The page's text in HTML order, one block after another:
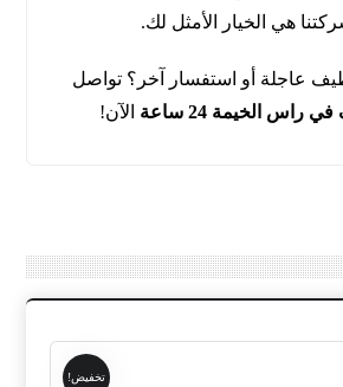
هي الخيار الأمثل لك.
عاجلة أو استفسار آخر؟ تواصل
الخيمة 24 ساعة الآن!
تخفيض!